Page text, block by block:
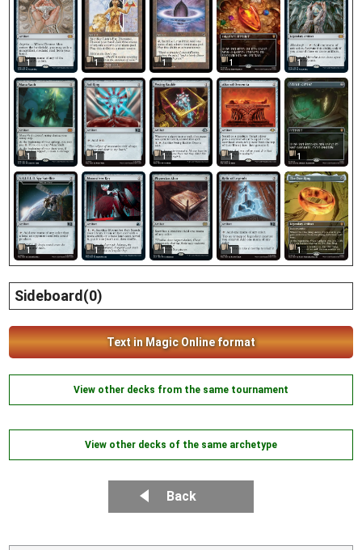
1 1 1 1 1
1 1 1 1 1
1 1 1 1 1
Sideboard(0)
Text in Magic Online format
View other decks from the same tournament
View other decks of the same archetype
Back